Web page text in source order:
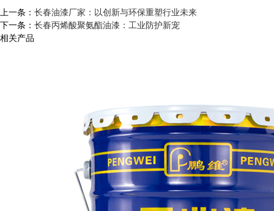
上一条： 长春油漆厂家：以创新与环保重塑行业未来​
下一条： 长春丙烯酸聚氨酯油漆：工业防护新宠​
相关产品